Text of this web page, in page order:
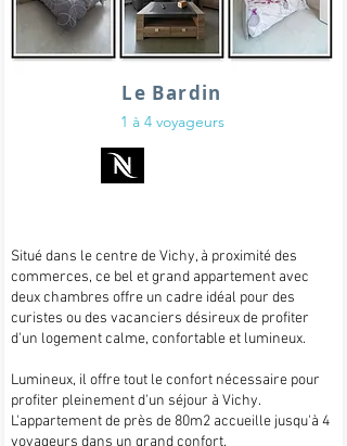
Le Bardin
1 à 4 voyageurs
Situé dans le centre de Vichy, à proximité des
commerces, ce bel et grand appartement avec
deux chambres offre un cadre idéal pour des
curistes ou des vacanciers désireux de profiter
d'un logement calme, confortable et lumineux.
Lumineux, il offre tout le confort nécessaire pour
profiter pleinement d'un séjour à Vichy.
L'appartement de près de 80m2 accueille jusqu'à 4
voyageurs dans un grand confort.